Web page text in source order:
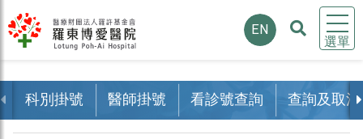
選單
EN
科別掛號 醫師掛號 看診號查詢 查詢及取消